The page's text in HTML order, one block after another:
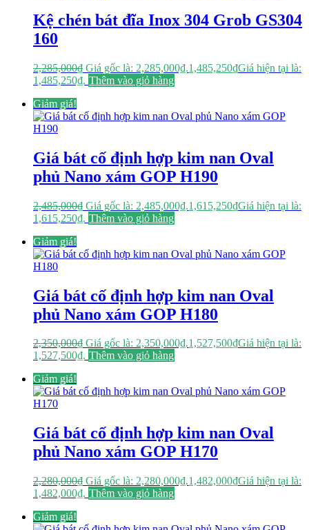
Kệ chén bát đĩa Inox 304 Grob GS304
160
2,285,000₫ Giá gốc là: 2,285,000₫.1,485,250₫Giá hiện tại là:
1,485,250₫. Thêm vào giỏ hàng
Giảm giá!
Giá bát cố định hợp kim nan Oval
phủ Nano xám GOP H190
2,485,000₫ Giá gốc là: 2,485,000₫.1,615,250₫Giá hiện tại là:
1,615,250₫. Thêm vào giỏ hàng
Giảm giá!
Giá bát cố định hợp kim nan Oval
phủ Nano xám GOP H180
2,350,000₫ Giá gốc là: 2,350,000₫.1,527,500₫Giá hiện tại là:
1,527,500₫. Thêm vào giỏ hàng
Giảm giá!
Giá bát cố định hợp kim nan Oval
phủ Nano xám GOP H170
2,280,000₫ Giá gốc là: 2,280,000₫.1,482,000₫Giá hiện tại là:
1,482,000₫. Thêm vào giỏ hàng
Giảm giá!